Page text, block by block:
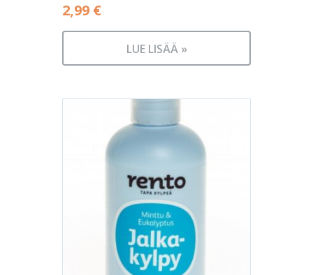
2,99 €
LUE LISÄÄ »